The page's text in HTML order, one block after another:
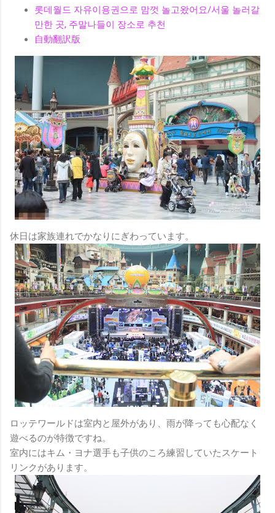
롯데월드 자유이용권으로 맘껏 놀고왔어요/서울 놀러갈
만한 곳, 주말나들이 장소로 추천
自動翻訳版
休日は家族連れでかなりにぎわっています。
ロッテワールドは室内と屋外があり、雨が降っても心配なく
遊べるのが特徴ですね。
室内にはキム・ヨナ選手も子供のころ練習していたスケート
リンクがあります。